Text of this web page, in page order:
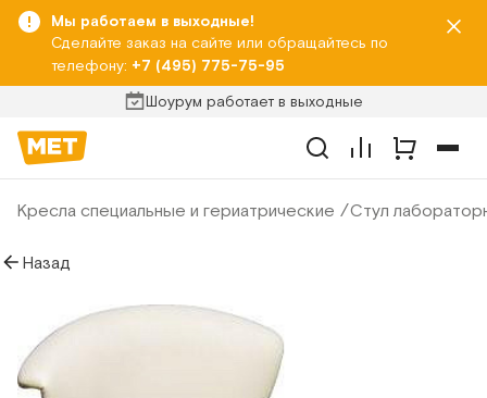
Мы работаем в выходные!
Сделайте заказ на сайте или обращайтесь по
телефону: +7 (495) 775-75-95
Шоурум работает в выходные
Кресла специальные и гериатрические Стул
Назад